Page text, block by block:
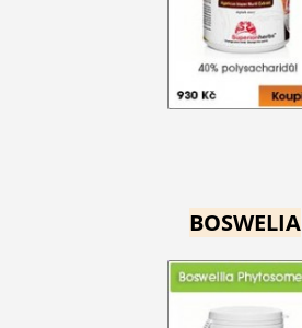
BOSWELIA